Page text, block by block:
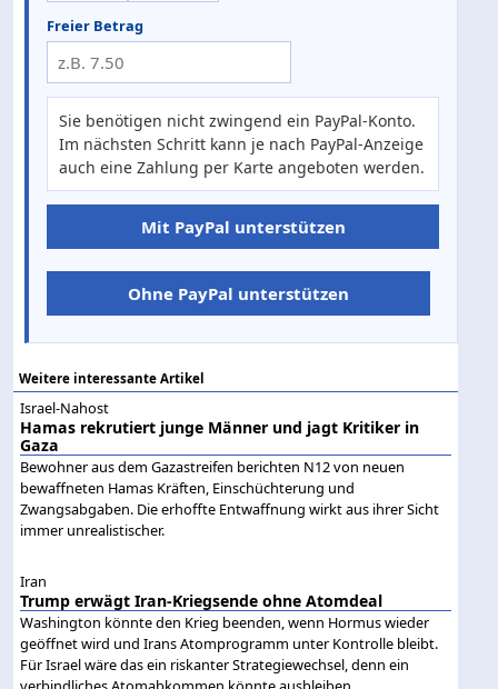
Freier Betrag
Sie benötigen nicht zwingend ein PayPal-Konto.
Im nächsten Schritt kann je nach PayPal-Anzeige
auch eine Zahlung per Karte angeboten werden.
Mit PayPal unterstützen
Ohne PayPal unterstützen
Weitere interessante Artikel
Israel-Nahost
Hamas rekrutiert junge Männer und jagt Kritiker in
Gaza
Bewohner aus dem Gazastreifen berichten N12 von neuen
bewaffneten Hamas Kräften, Einschüchterung und
Zwangsabgaben. Die erhoffte Entwaffnung wirkt aus ihrer Sicht
immer unrealistischer.
Iran
Trump erwägt Iran-Kriegsende ohne Atomdeal
Washington könnte den Krieg beenden, wenn Hormus wieder
geöffnet wird und Irans Atomprogramm unter Kontrolle bleibt.
Für Israel wäre das ein riskanter Strategiewechsel, denn ein